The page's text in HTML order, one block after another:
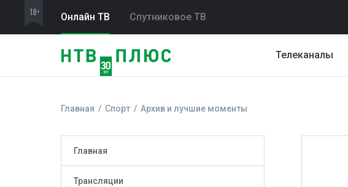
Онлайн ТВ Спутниковое ТВ
Телеканалы
Главная Спорт Архив и лучшие моменты
Главная
Трансляции